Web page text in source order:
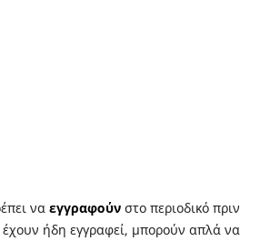
να εγγραφούν στο περιοδικό πριν
ήδη εγγραφεί, μπορούν απλά να